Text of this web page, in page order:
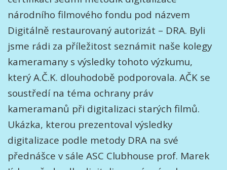
národního filmového fondu pod názvem
Digitálně restaurovaný autorizát – DRA. Byli
jsme rádi za příležitost seznámit naše kolegy
kameramany s výsledky tohoto výzkumu,
který A.Č.K. dlouhodobě podporovala. AČK se
soustředí na téma ochrany práv
kameramanů při digitalizaci starých filmů.
Ukázka, kterou prezentoval výsledky
digitalizace podle metody DRA na své
přednášce v sále ASC Clubhouse prof. Marek